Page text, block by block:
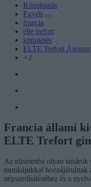
Közoktatás
Egyéb
francia
elte trefort
kitüntetés
ELTE Trefort
+1
Francia állami
ELTE Trefort
Az elismerést olyan
munkájukkal hozzájárulnak
népszerűsítéséhez és a